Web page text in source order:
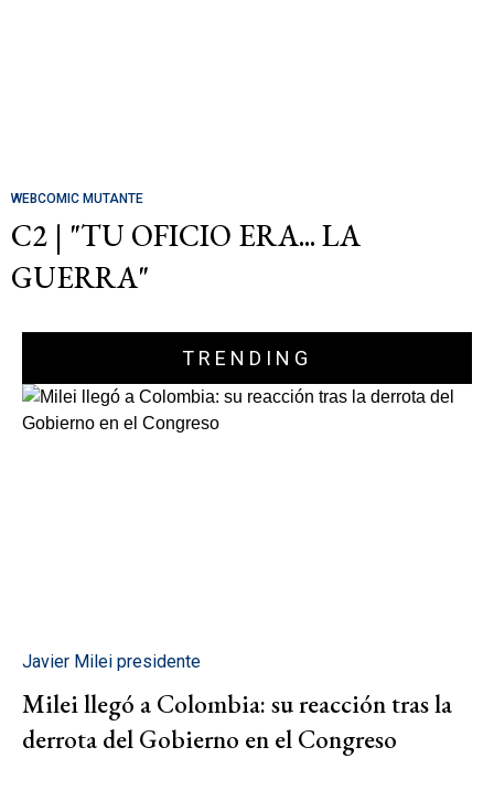
WEBCOMIC MUTANTE
C2 | "TU OFICIO ERA... LA
GUERRA"
TRENDING
Javier Milei presidente
Milei llegó a Colombia: su reacción tras la
derrota del Gobierno en el Congreso